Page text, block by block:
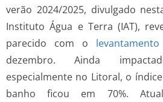
verão 2024/2025, divulgado
Instituto Água e Terra (IAT),
parecido com o
dezembro. Ainda
especialmente no Litoral, o
banho ficou em 70%.